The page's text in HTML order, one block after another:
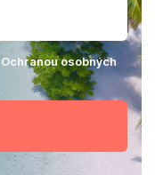
Ochranou osobných